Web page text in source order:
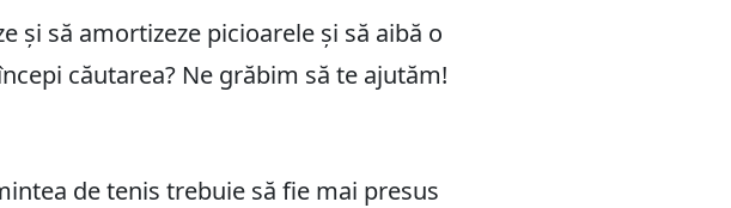
și să amortizeze picioarele și să aibă o
căutarea? Ne grăbim să te ajutăm!
de tenis trebuie să fie mai presus